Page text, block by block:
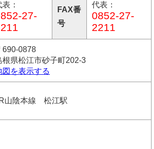
：
27-
FAX番
号
代表：
0852-27-
2211
690-0878
根県松江市砂子町202-3
図を表示する
山陰本線 松江駅